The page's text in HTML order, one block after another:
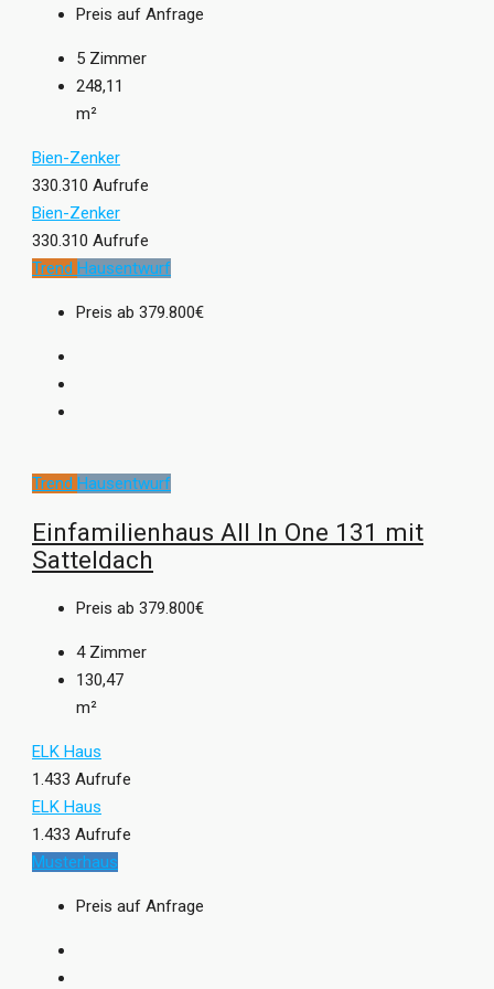
Preis auf Anfrage
5 Zimmer
248,11
m²
Bien-Zenker
330.310 Aufrufe
Bien-Zenker
330.310 Aufrufe
Trend Hausentwurf
Preis ab 379.800€
Trend Hausentwurf
Einfamilienhaus All In One 131 mit
Satteldach
Preis ab 379.800€
4 Zimmer
130,47
m²
ELK Haus
1.433 Aufrufe
ELK Haus
1.433 Aufrufe
Musterhaus
Preis auf Anfrage